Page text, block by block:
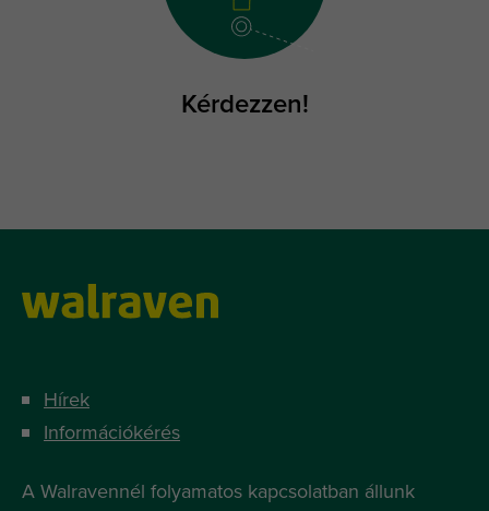
Kérdezzen!
Hírek
Információkérés
A Walravennél folyamatos kapcsolatban állunk